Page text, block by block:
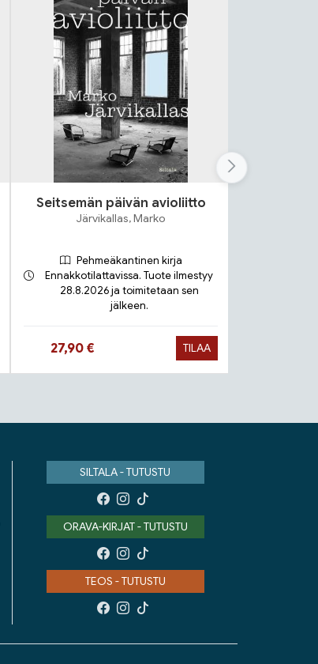
Seitsemän päivän avioliitto
Järvikallas, Marko
Pehmeäkantinen kirja
Ennakkotilattavissa. Tuote ilmestyy
28.8.2026 ja toimitetaan sen
jälkeen.
Hinta nyt
27,90 € TILAA
SILTALA - TUTUSTU
ORAVA-KIRJAT - TUTUSTU
TEOS - TUTUSTU